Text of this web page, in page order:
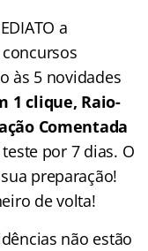
a
às 5 novidades
1 clique, Raio-
Comentada
teste por 7 dias. O
preparação!
de volta!
não estão